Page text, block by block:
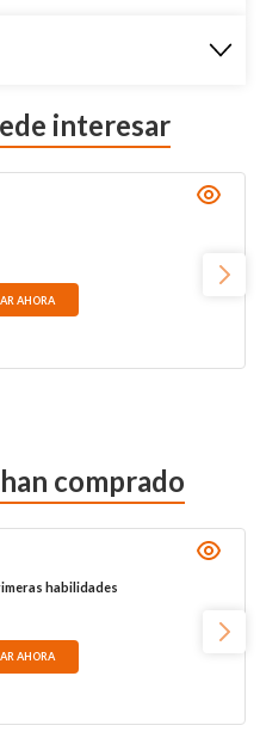
interesar
AHORA
comprado
habilidades
AHORA